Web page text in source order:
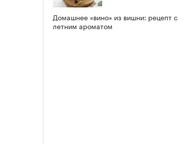
Домашнее «вино» из вишни: рецепт с
летним ароматом